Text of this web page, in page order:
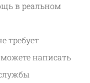
в реальном
требует
написать